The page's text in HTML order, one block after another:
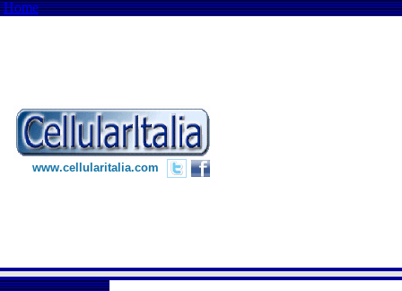
Home
www.cellularitalia.com